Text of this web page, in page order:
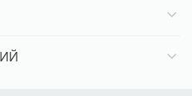
писать не нужно!